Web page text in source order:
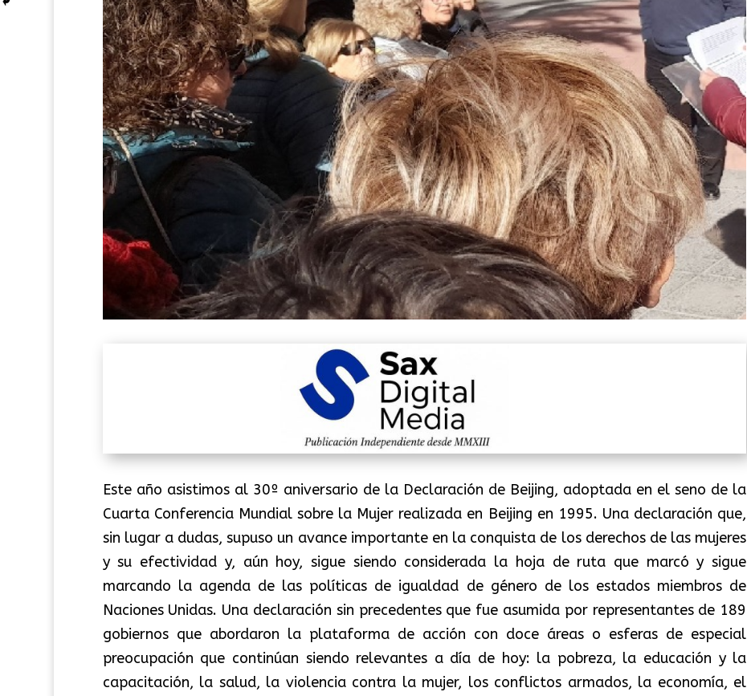
Este año asistimos al 30º aniversario de la Declaración de Beijing, adoptada en el seno de la
Cuarta Conferencia Mundial sobre la Mujer realizada en Beijing en 1995. Una declaración que,
sin lugar a dudas, supuso un avance importante en la conquista de los derechos de las mujeres
y su efectividad y, aún hoy, sigue siendo considerada la hoja de ruta que marcó y sigue
marcando la agenda de las políticas de igualdad de género de los estados miembros de
Naciones Unidas. Una declaración sin precedentes que fue asumida por representantes de 189
gobiernos que abordaron la plataforma de acción con doce áreas o esferas de especial
preocupación que continúan siendo relevantes a día de hoy: la pobreza, la educación y la
capacitación, la salud, la violencia contra la mujer, los conflictos armados, la economía, el